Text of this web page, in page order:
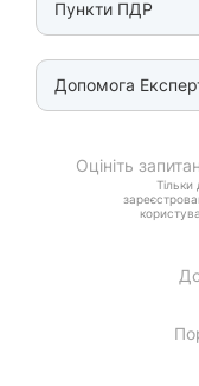
Пункти ПДР
Допомога
Оцініть
Тільки